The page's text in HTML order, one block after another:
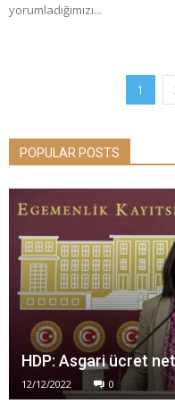
yorumladığımızı...
1
POPULAR POSTS
HDP: Asgari ücret
12/12/2022 0